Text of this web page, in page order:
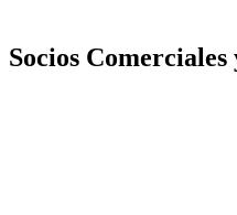
Socios